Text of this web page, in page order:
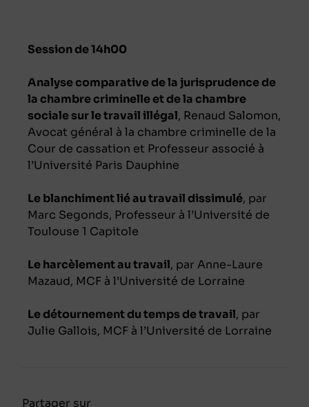
Session de 14h00
Analyse comparative de la jurisprudence de
la chambre criminelle et de la chambre
sociale sur le travail illégal, Renaud Salomon,
Avocat général à la chambre criminelle de la
Cour de cassation et Professeur associé à
l’Université Paris Dauphine
Le blanchiment lié au travail dissimulé, par
Marc Segonds, Professeur à l’Université de
Toulouse 1 Capitole
Le harcèlement au travail, par Anne-Laure
Mazaud, MCF à l’Université de Lorraine
Le détournement du temps de travail, par
Julie Gallois, MCF à l’Université de Lorraine
Partager sur